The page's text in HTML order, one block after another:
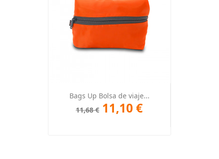
Bags Up Bolsa de viaje...
11,68 € 11,10 €